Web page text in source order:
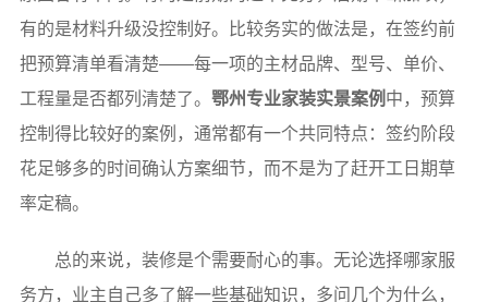
有的是材料升级没控制好。比较务实的做法是，在签约前
把预算清单看清楚——每一项的主材品牌、型号、单价、
工程量是否都列清楚了。 鄂州专业家装实景案例 中，预算
控制得比较好的案例，通常都有一个共同特点：签约阶段
花足够多的时间确认方案细节，而不是为了赶开工日期草
率定稿。
总的来说，装修是个需要耐心的事。无论选择哪家服
务方，业主自己多了解一些基础知识，多问几个为什么，